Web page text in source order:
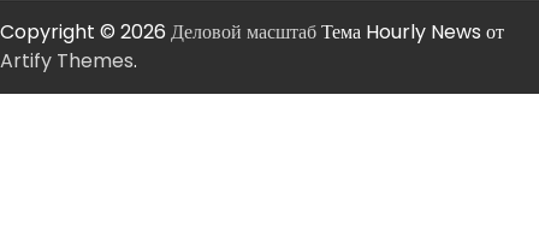
Copyright © 2026 Деловой масштабТема Hourly News от
Artify Themes.